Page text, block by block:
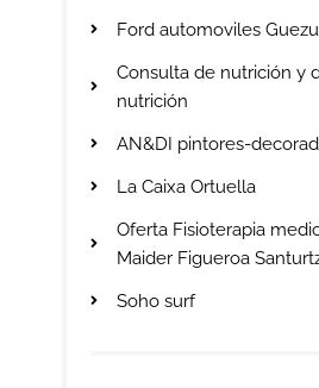
Ford automoviles
Consulta de nutrición y
nutrición
AN&DI pintores-
La Caixa Ortuella
Oferta Fisioterapia
Maider Figueroa
Soho surf